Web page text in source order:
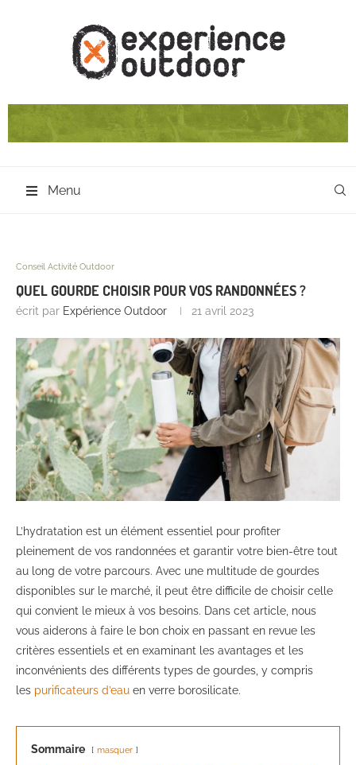
Menu
Conseil Activité Outdoor
QUEL GOURDE CHOISIR POUR VOS RANDONNÉES ?
écrit par Expérience Outdoor 21 avril 2023
L’hydratation est un élément essentiel pour profiter
pleinement de vos randonnées et garantir votre bien-être tout
au long de votre parcours. Avec une multitude de gourdes
disponibles sur le marché, il peut être difficile de choisir celle
qui convient le mieux à vos besoins. Dans cet article, nous
vous aiderons à faire le bon choix en passant en revue les
critères essentiels et en examinant les avantages et les
inconvénients des différents types de gourdes, y compris
les purificateurs d’eau en verre borosilicate.
Sommaire masquer